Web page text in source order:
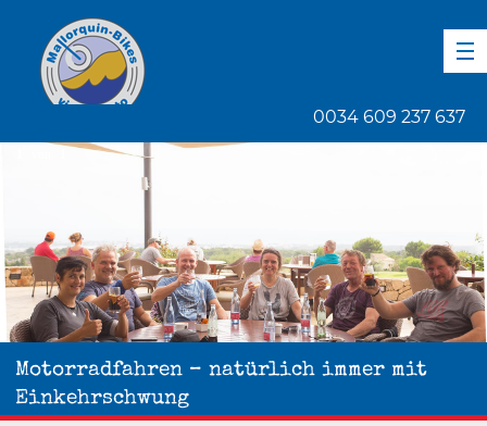
0034 609 237 637
Motorradfahren – natürlich immer mit
Einkehrschwung